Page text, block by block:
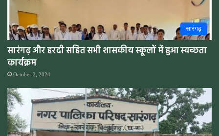
सारंगढ़
सारंगढ़ और हरदी सहित सभी शासकीय स्कूलों में हुआ स्वच्छता
कार्यक्रम
October 2, 2024